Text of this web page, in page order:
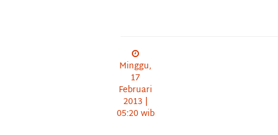
Minggu,
17
Februari
2013 |
05:20 wib